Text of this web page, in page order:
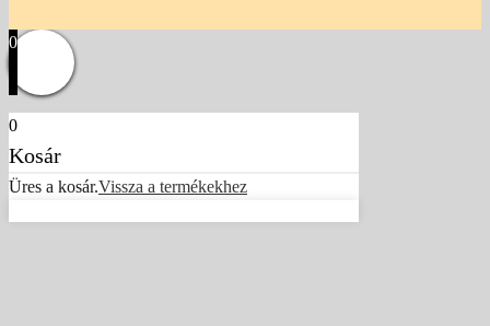
0
0
Kosár
Üres a kosár.Vissza a termékekhez